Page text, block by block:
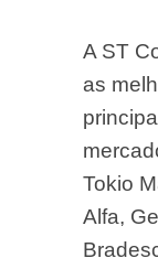
as
Tokio
Alfa,